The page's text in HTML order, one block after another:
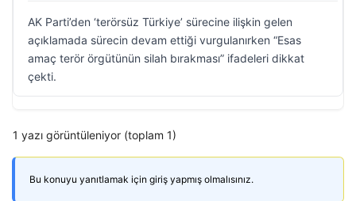
AK Parti’den ‘terörsüz Türkiye’ sürecine ilişkin gelen
açıklamada sürecin devam ettiği vurgulanırken “Esas
amaç terör örgütünün silah bırakması” ifadeleri dikkat
çekti.
1 yazı görüntüleniyor (toplam 1)
Bu konuyu yanıtlamak için giriş yapmış olmalısınız.